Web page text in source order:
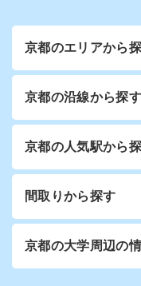
京都のエリアから
京都の沿線から探す
京都の人気駅から
間取りから探す
京都の大学周辺の